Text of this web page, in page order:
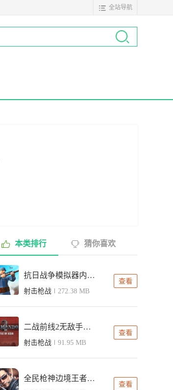
全站导航
本类排行 猜你喜欢
抗日战争模拟器内置菜单版
射击枪战 272.38 MB
查看
二战前线2无敌手机版
射击枪战 91.95 MB
查看
全民枪神边境王者内置修改器版
查看